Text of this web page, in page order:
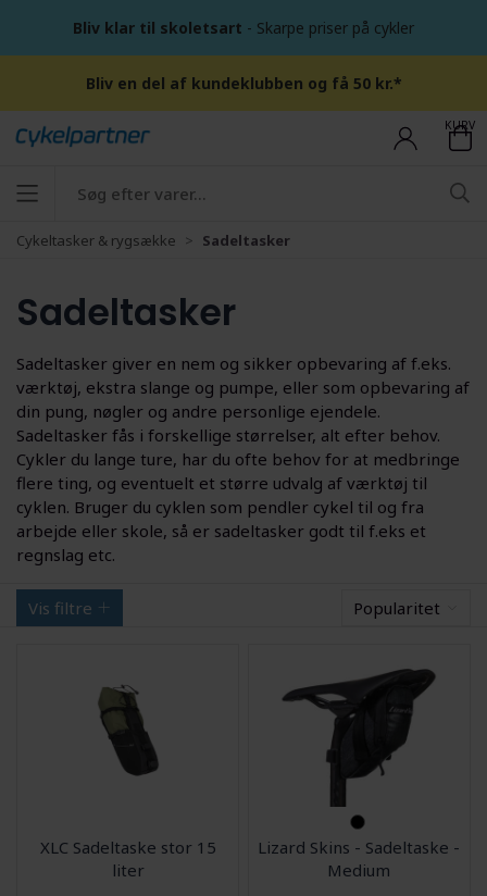
Bliv klar til skoletsart - Skarpe priser på cykler
Bliv en del af kundeklubben og få 50 kr.*
KURV
Cykeltasker & rygsække Sadeltasker
Sadeltasker
Sadeltasker giver en nem og sikker opbevaring af f.eks.
værktøj, ekstra slange og pumpe, eller som opbevaring af
din pung, nøgler og andre personlige ejendele.
Sadeltasker fås i forskellige størrelser, alt efter behov.
Cykler du lange ture, har du ofte behov for at medbringe
flere ting, og eventuelt et større udvalg af værktøj til
cyklen. Bruger du cyklen som pendler cykel til og fra
arbejde eller skole, så er sadeltasker godt til f.eks et
regnslag etc.
Vis filtre Popularitet
XLC Sadeltaske stor 15
liter
Lizard Skins - Sadeltaske -
Medium